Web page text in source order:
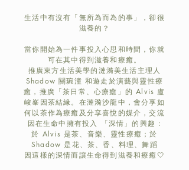
生活中有沒有「無所為而為的事」，卻很
滋養的？
當你開始為一件事投入心思和時間，你就
可在其中得到滋養和療癒。
推廣東方生活美學的漣漪美生活主理人
Shadow 關琬潼 和遊走於演藝與靈性療
癒，推廣「茶日常、心療癒」的 Alvis 盧
峻峯因茶結緣。在漣漪沙龍中，會分享如
何以茶作為療癒及分享喜悅的媒介，交流
因在生命中擁有投入 「深情」的興趣 :
於 Alvis 是茶、音樂、靈性療癒；於
Shadow 是花、茶、香、料理、舞蹈
因這樣的深情而讓生命得到滋養和療癒🤍